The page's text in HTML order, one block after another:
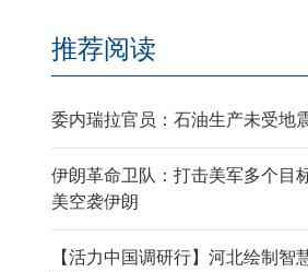
推荐阅读
委内瑞拉官员：石油生产未受地
伊朗革命卫队：打击美军多个目
美空袭伊朗
【活力中国调研行】河北绘制智